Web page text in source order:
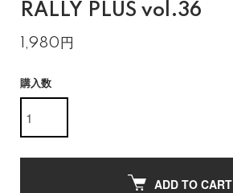
RALLY PLUS vol.36
1,980円
購入数
ADD TO CART